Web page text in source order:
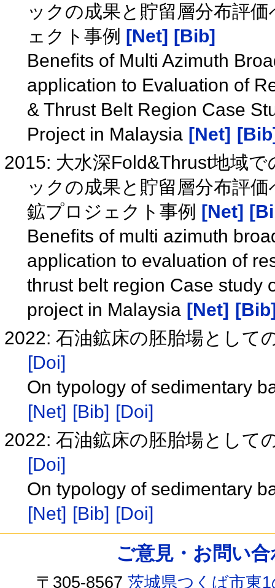
ックの成果と貯留層分布評
ェクト事例 [Net] [Bib]
Benefits of Multi Azimuth
application to Evaluation of
& Thrust Belt Region Case
Project in Malaysia [Net]
2015: 大水深Fold&Thrust地域
ックの成果と貯留層分布評
鉱プロジェクト事例 [Net]
Benefits of multi azimuth
application to evaluation of
thrust belt region Case study
project in Malaysia [Net]
2022: 石油鉱床の胚胎場として
[Doi]
On typology of sedimentary
[Net] [Bib] [Doi]
2022: 石油鉱床の胚胎場として
[Doi]
On typology of sedimentary
[Net] [Bib] [Doi]
ご意見・お問い
〒305-8567茨城県つくば市東